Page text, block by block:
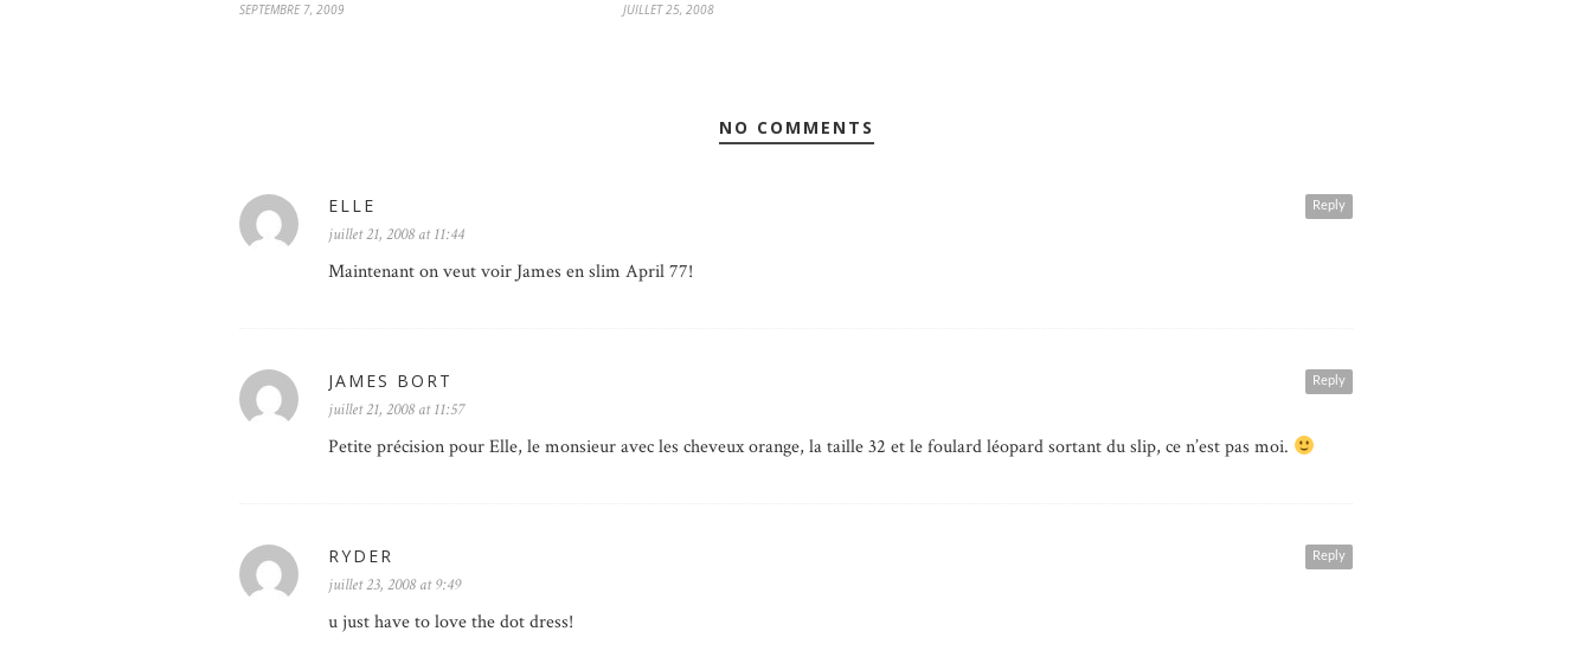
SEPTEMBRE 7, 2009 JUILLET 25, 2008
NO COMMENTS
Reply
ELLE
juillet 21, 2008 at 11:44
Maintenant on veut voir James en slim April 77!
Reply
JAMES BORT
juillet 21, 2008 at 11:57
Petite précision pour Elle, le monsieur avec les cheveux orange, la taille 32 et le foulard léopard sortant du slip, ce n’est pas moi.
Reply
RYDER
juillet 23, 2008 at 9:49
u just have to love the dot dress!